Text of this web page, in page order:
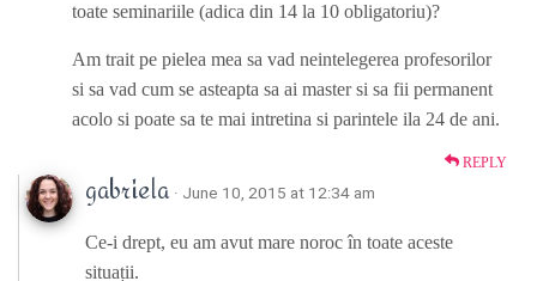
toate seminariile (adica din 14 la 10 obligatoriu)?
Am trait pe pielea mea sa vad neintelegerea profesorilor
si sa vad cum se asteapta sa ai master si sa fii permanent
acolo si poate sa te mai intretina si parintele ila 24 de ani.
REPLY
gabriela · June 10, 2015 at 12:34 am
Ce-i drept, eu am avut mare noroc în toate aceste
situații.